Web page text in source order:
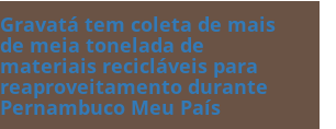
Gravatá tem coleta de mais
de meia tonelada de
materiais recicláveis para
reaproveitamento durante
Pernambuco Meu País